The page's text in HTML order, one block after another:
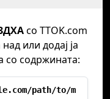
со TTOK.com
или додај ја
со содржината:
path/to/m